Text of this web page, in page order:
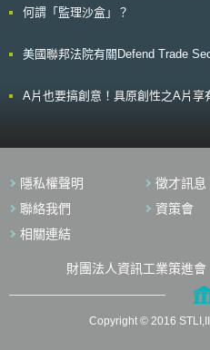
該佐審官的法律意見雖然對歐盟法
何謂「監理沙盒」？
美國聯邦法院有關Defend Trade
A片也要搞創意！具原創性之A片享
隱私權聲明 徵才訊息
聯絡我們
資策會
相關連結
財團法人資訊工業策進
Copyright © 2016